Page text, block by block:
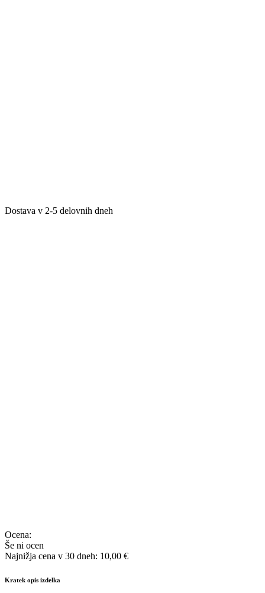
Dostava v 2-5 delovnih dneh
Ocena:
Še ni ocen
Najnižja cena v 30 dneh: 10,00 €
Kratek opis izdelka